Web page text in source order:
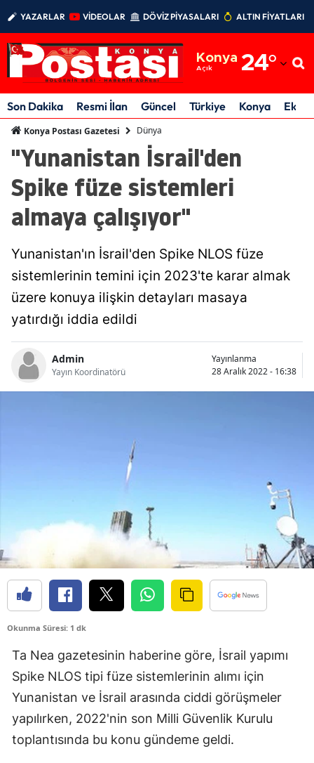
YAZARLAR VİDEOLAR DÖVİZ PİYASALARI ALTIN FİYATLARI
Konya
Açık 24°
Adıyaman
Afyonkarahisar
Amasya
Ankara
Aydın
Balıkesir
Bingöl
Çorum
Denizli
Edirne
Elazığ
Erzincan
Erzurum
Son Dakika Resmi İlan Güncel Türkiye Konya
Konya Postası Gazetesi Dünya
"Yunanistan İsrail'den
Spike füze sistemleri
almaya çalışıyor"
Yunanistan'ın İsrail'den Spike NLOS füze
sistemlerinin temini için 2023'te karar almak
üzere konuya ilişkin detayları masaya
yatırdığı iddia edildi
Admin
Yayın Koordinatörü
Yayınlanma
28 Aralık 2022 - 16:38
Okunma Süresi: 1 dk
Ta Nea gazetesinin haberine göre, İsrail yapımı
Spike NLOS tipi füze sistemlerinin alımı için
Yunanistan ve İsrail arasında ciddi görüşmeler
yapılırken, 2022'nin son Milli Güvenlik Kurulu
toplantısında bu konu gündeme geldi.